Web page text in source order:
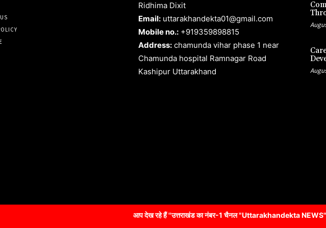
आप देख रहे हैं ''उत्तराखंड का नंबर-1 चैनल "Uttarakhandekta NEWS" आप हमें अपने समाचार एवं
Ridhima Dixit
Email: uttarakhandekta01@gmail.com
Mobile no.: +919359898815
Address: chamunda vihar phase 1 near
Chamunda hospital Ramnagar Road
Kashipur Uttarakhand